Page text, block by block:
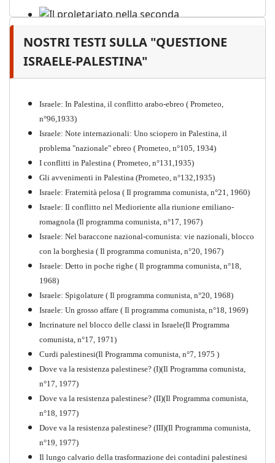
Il proletariato nella seconda
guerra mondiale e nella
Storia della Sinistra
Comunista V
NOSTRI TESTI SULLA "QUESTIONE
ISRAELE-PALESTINA"
Israele: In Palestina, il conflitto arabo-ebreo ( Prometeo,
n°96,1933)
Israele: Note internazionali: Uno sciopero in Palestina, il
problema "nazionale" ebreo ( Prometeo, n°105, 1934)
I conflitti in Palestina ( Prometeo, n°131,1935)
Gli avvenimenti in Palestina (Prometeo, n°132,1935)
Israele: Fraternità pelosa ( Il programma comunista, n°21, 1960)
Israele: Il conflitto nel Medioriente alla riunione emiliano-
romagnola (Il programma comunista, n°17, 1967)
Israele: Nel baraccone nazional-comunista: vie nazionali, blocco
con la borghesia ( Il programma comunista, n°20, 1967)
Israele: Detto in poche righe ( Il programma comunista, n°18,
1968)
Israele: Spigolature ( Il programma comunista, n°20, 1968)
Israele: Un grosso affare ( Il programma comunista, n°18, 1969)
Incrinature nel blocco delle classi in Israele(Il Programma
comunista, n°17, 1971)
Curdi palestinesi(Il Programma comunista, n°7, 1975 )
Dove va la resistenza palestinese? (I)(Il Programma comunista,
n°17, 1977)
Dove va la resistenza palestinese? (II)(Il Programma comunista,
n°18, 1977)
Dove va la resistenza palestinese? (III)(Il Programma comunista,
n°19, 1977)
Il lungo calvario della trasformazione dei contadini palestinesi